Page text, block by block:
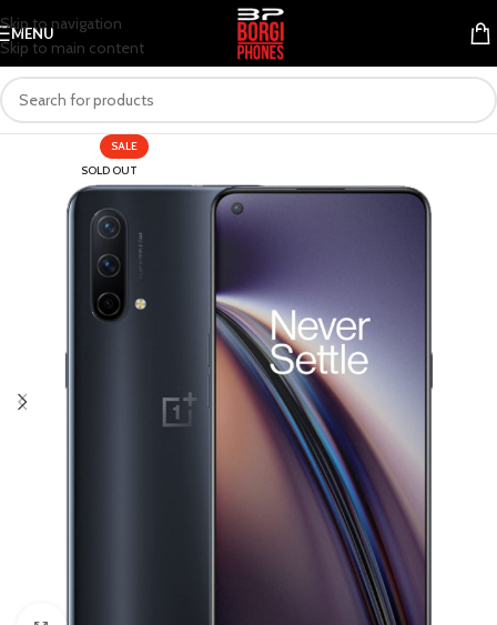
Skip to navigation
Skip to main content
MENU
SALE
SOLD OUT